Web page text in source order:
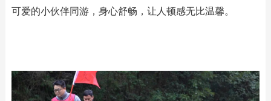
可爱的小伙伴同游，身心舒畅，让人顿感无比温馨。